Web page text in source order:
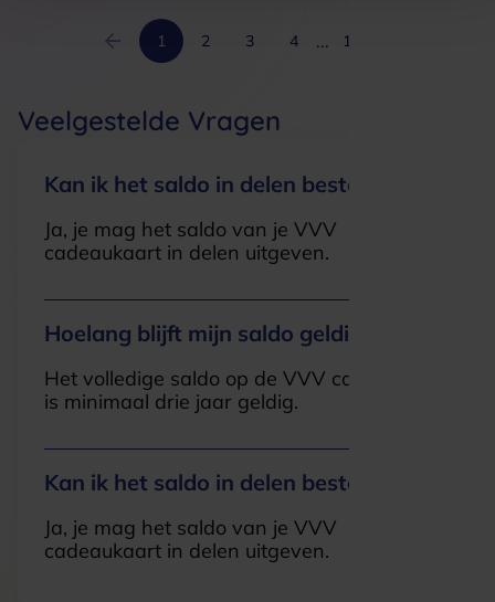
1 2 3 4 ... 16
Veelgestelde Vragen
Kan ik het saldo in delen besteden?
Ja, je mag het saldo van je VVV
cadeaukaart in delen uitgeven.
Hoelang blijft mijn saldo geldig?
Het volledige saldo op de VVV cadeaukaart
is minimaal drie jaar geldig.
Kan ik het saldo in delen besteden?
Ja, je mag het saldo van je VVV
cadeaukaart in delen uitgeven.